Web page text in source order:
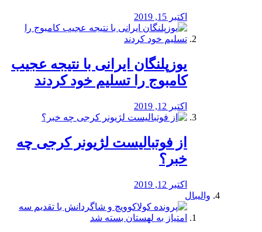
اکتبر 15, 2019
یوزپلنگان ایرانی با نتیجه عجیب
کامبوج را تسلیم خود کردند
اکتبر 12, 2019
از فوتبالیست لژیونر کرجی چه
خبر؟
اکتبر 12, 2019
والیبال